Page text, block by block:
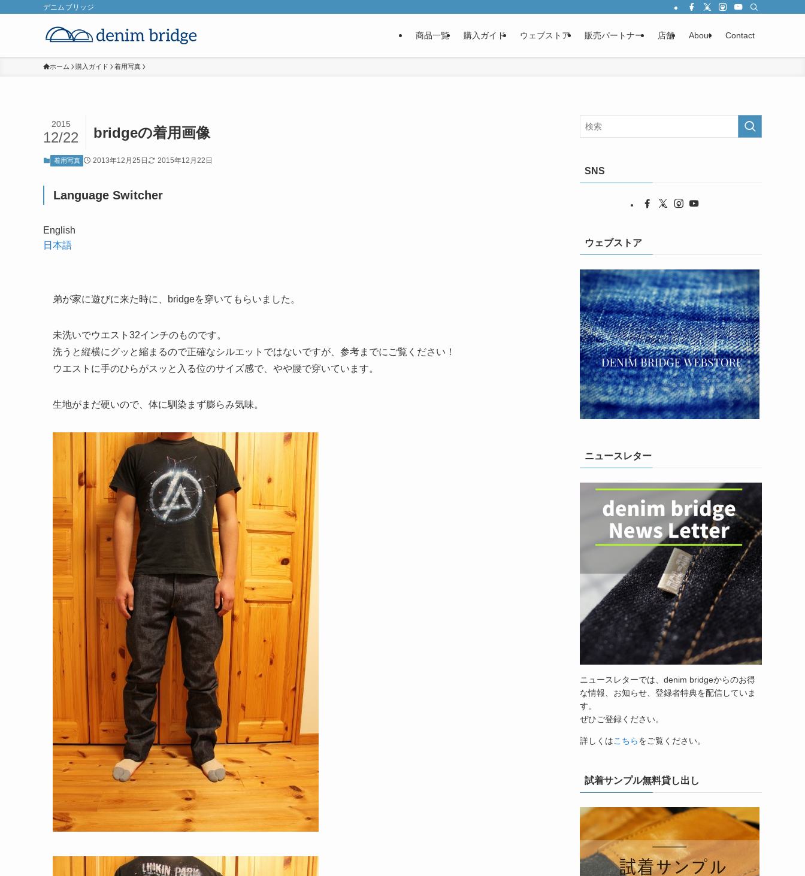
デニムブリッジ
商品一覧 購入ガイド ウェブストア 販売パートナー 店舗 About Contact
ホーム 購入ガイド 着用写真
bridgeの着用画像
2015
12/22
着用写真 2013年12月25日 2015年12月22日
Language Switcher
English
日本語
弟が家に遊びに来た時に、bridgeを穿いてもらいました。
未洗いでウエスト32インチのものです。
洗うと縦横にグッと縮まるので正確なシルエットではないですが、参考までにご覧ください！
ウエストに手のひらがスッと入る位のサイズ感で、やや腰で穿いています。
生地がまだ硬いので、体に馴染まず膨らみ気味。
SNS
ウェブストア
ニュースレター
ニュースレターでは、denim bridgeからのお得
な情報、お知らせ、登録者特典を配信していま
す。
ぜひご登録ください。
詳しくはこちらをご覧ください。
試着サンプル無料貸し出し